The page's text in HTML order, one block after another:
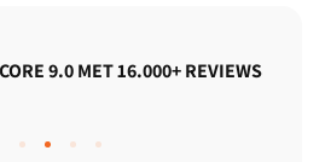
GRATIS VERZENDING